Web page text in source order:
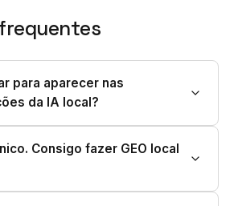
para aparecer nas
da IA local?
Consigo fazer GEO local